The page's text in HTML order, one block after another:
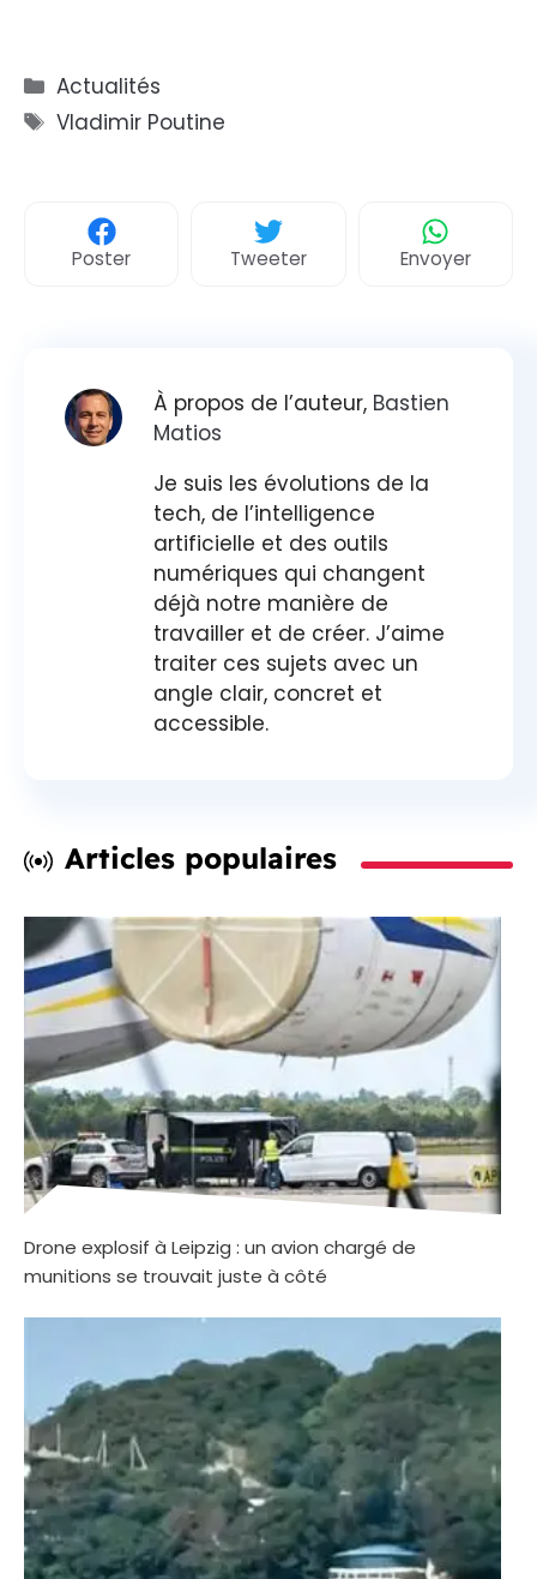
Catégories
Actualités
Étiquettes
Vladimir Poutine
Poster Tweeter Envoyer
À propos de l’auteur, Bastien
Matios
Je suis les évolutions de la
tech, de l’intelligence
artificielle et des outils
numériques qui changent
déjà notre manière de
travailler et de créer. J’aime
traiter ces sujets avec un
angle clair, concret et
accessible.
Articles populaires
Drone explosif à Leipzig : un avion chargé de
munitions se trouvait juste à côté